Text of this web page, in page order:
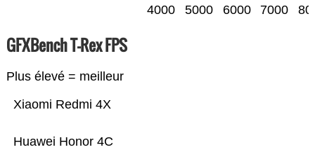
4000 5000 6000 7000
GFXBench T-Rex FPS
Plus élevé = meilleur
Huawei Honor 4C
Xiaomi Redmi 4X